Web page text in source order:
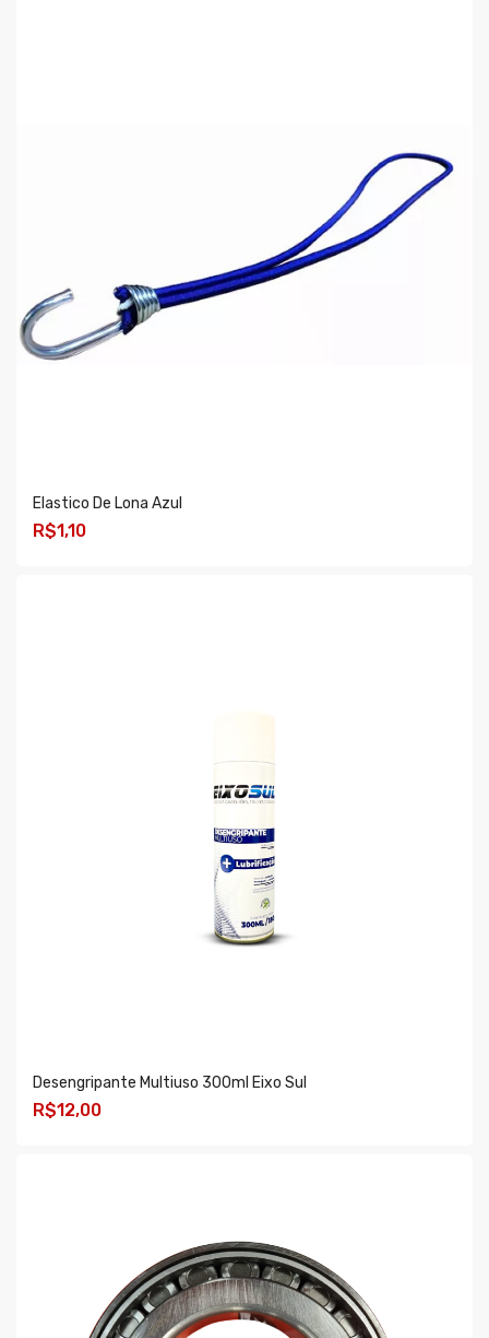
Elastico De Lona Azul
R$1,10
Desengripante Multiuso 300ml Eixo Sul
R$12,00